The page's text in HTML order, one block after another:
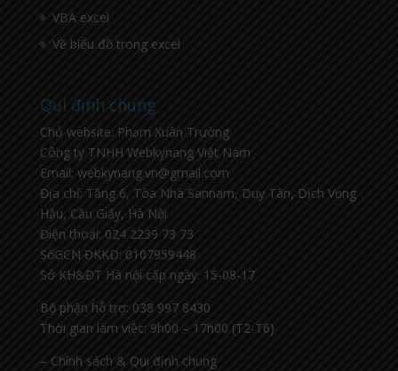
VBA excel
Vẽ biểu đồ trong excel
Qui định chung
Chủ website: Phạm Xuân Trường
Công ty TNHH Webkynang Việt Nam
Email: webkynang.vn@gmail.com
Địa chỉ: Tầng 6, Tòa Nhà Sannam, Duy Tân, Dịch Vọng
Hậu, Cầu Giấy, Hà Nội
Điện thoại: 024 2239 73 73
SốGCN ĐKKD: 0107959448
Sở KH&ĐT Hà nội cấp ngày: 15-08-17
Bộ phận hỗ trợ: 038 997 8430
Thời gian làm việc: 9h00 – 17h00 (T2-T6)
– Chính sách & Qui định chung